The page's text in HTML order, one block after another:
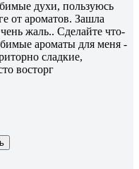
духи, пользуюсь
от ароматов. Зашла
жаль.. Сделайте что-
ароматы для меня -
сладкие,
восторг